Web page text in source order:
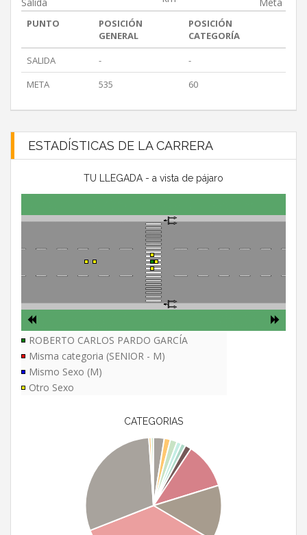
Salida Meta
PUNTO
POSICIÓN
GENERAL
POSICIÓN
CATEGORÍA
SALIDA
-
-
META
535 60
ESTADÍSTICAS DE LA CARRERA
TU LLEGADA - a vista de pájaro
ROBERTO CARLOS PARDO GARCÍA
Misma categoria (SENIOR - M)
Mismo Sexo (M)
Otro Sexo
CATEGORIAS